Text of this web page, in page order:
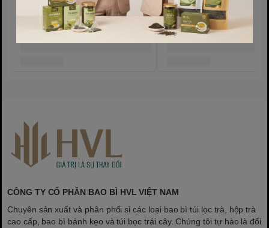
CÔNG TY CỔ PHẦN BAO BÌ HVL VIỆT NAM
Chuyên sản xuất và phân phối sỉ các loại bao bì túi lọc trà, hộp trà
cao cấp, bao bì bánh kẹo và túi bọc trái cây. Chúng tôi tự hào là đối